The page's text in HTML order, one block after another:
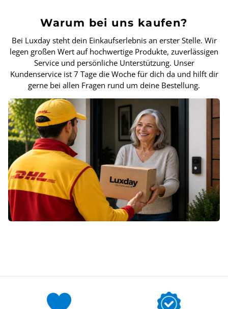
Warum bei uns kaufen?
Bei Luxday steht dein Einkaufserlebnis an erster Stelle. Wir
legen großen Wert auf hochwertige Produkte, zuverlässigen
Service und persönliche Unterstützung. Unser
Kundenservice ist 7 Tage die Woche für dich da und hilft dir
gerne bei allen Fragen rund um deine Bestellung.